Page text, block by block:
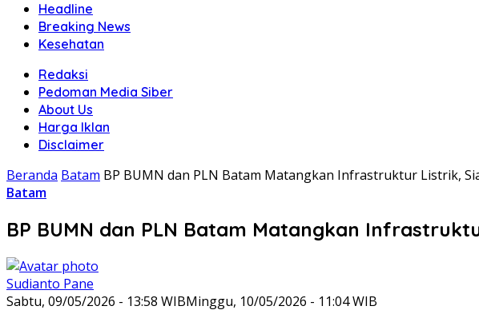
Headline
Breaking News
Kesehatan
Redaksi
Pedoman Media Siber
About Us
Harga Iklan
Disclaimer
Beranda Batam BP BUMN dan PLN Batam Matangkan Infrastruktur Listrik,
Batam
BP BUMN dan PLN Batam Matangkan
Sudianto Pane
Sabtu, 09/05/2026 - 13:58 WIBMinggu, 10/05/2026 - 11:04 WIB